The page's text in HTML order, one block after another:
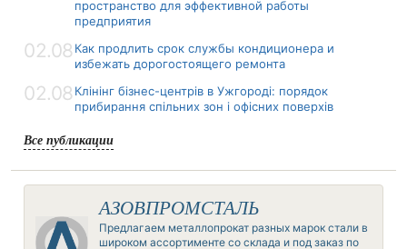
пространство для эффективной работы
предприятия
02.08 Как продлить срок службы кондиционера и
избежать дорогостоящего ремонта
02.08 Клінінг бізнес-центрів в Ужгороді: порядок
прибирання спільних зон і офісних поверхів
Все публикации
АЗОВПРОМСТАЛЬ
Предлагаем металлопрокат разных марок стали в
широком ассортименте со склада и под заказ по